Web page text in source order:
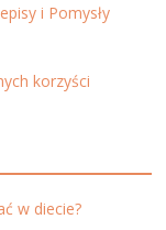
i Pomysły
korzyści
w diecie?